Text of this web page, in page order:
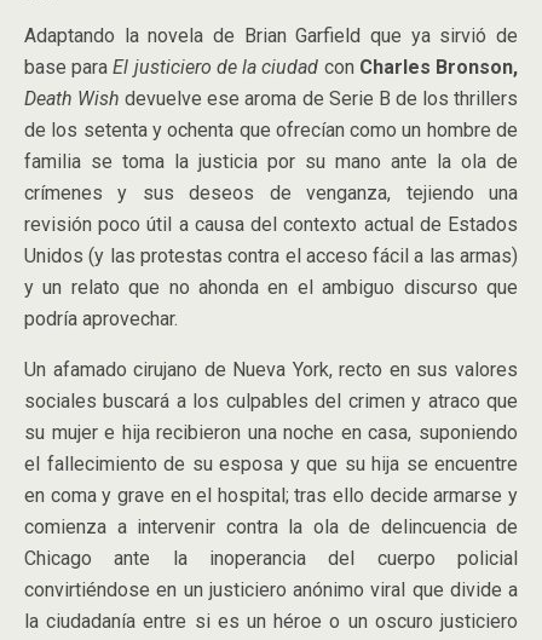
Adaptando la novela de Brian Garfield que ya sirvió de
base paraEl justiciero de la ciudad con Charles Bronson,
Death Wish devuelve ese aroma de Serie B de los thrillers
de los setenta y ochenta que ofrecían como un hombre de
familia se toma la justicia por su mano ante la ola de
crímenes y sus deseos de venganza, tejiendo una
revisión poco útil a causa del contexto actual de Estados
Unidos (y las protestas contra el acceso fácil a las armas)
y un relato que no ahonda en el ambiguo discurso que
podría aprovechar.
Un afamado cirujano de Nueva York, recto en sus valores
sociales buscará a los culpables del crimen y atraco que
su mujer e hija recibieron una noche en casa, suponiendo
el fallecimiento de su esposa y que su hija se encuentre
en coma y grave en el hospital; tras ello decide armarse y
comienza a intervenir contra la ola de delincuencia de
Chicago ante la inoperancia del cuerpo policial
convirtiéndose en un justiciero anónimo viral que divide a
la ciudadanía entre si es un héroe o un oscuro justiciero